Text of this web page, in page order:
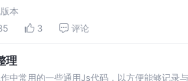
本
3 评论
理
中常用的一些通用Js代码，以方便能够记录与